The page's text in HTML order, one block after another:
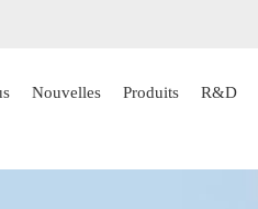
Nouvelles Produits R&D